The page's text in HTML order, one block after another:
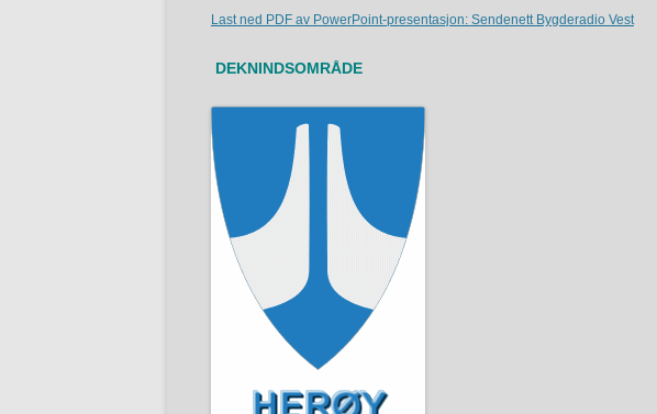
Last ned PDF av PowerPoint-presentasjon: Sendenett Bygderadio Vest
DEKNINDSOMRÅDE